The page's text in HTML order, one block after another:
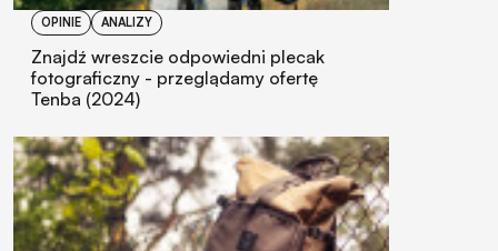
OPINIE ANALIZY
Znajdź wreszcie odpowiedni plecak
fotograficzny - przeglądamy ofertę
Tenba (2024)